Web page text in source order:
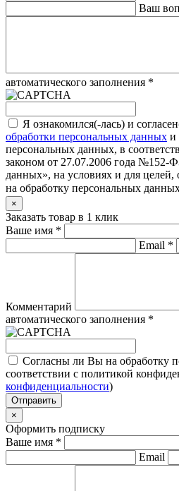
Ваш
автоматического заполнения *
Я ознакомился(-лась) и
обработки персональных данных и
персональных данных, в
законом от 27.07.2006 года №152-
данных», на условиях и для целей,
на обработку персональных
×
Заказать товар в 1 клик
Ваше имя *
Email *
Комментарий
автоматического заполнения *
Согласны ли Вы на обработку
соответствии с политикой
конфиденциальности)
Отправить
×
Оформить подписку
Ваше имя *
Email